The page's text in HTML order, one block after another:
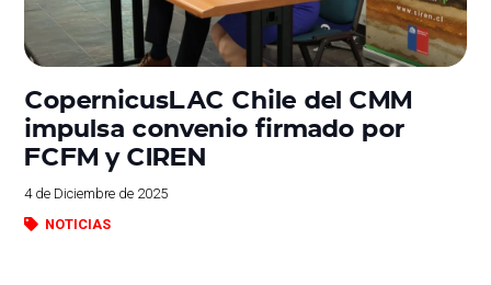
CopernicusLAC Chile del CMM
impulsa convenio firmado por
FCFM y CIREN
4 de Diciembre de 2025
NOTICIAS